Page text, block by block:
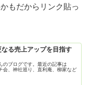
もだからリンク貼っ
る売上アップを目指す
のブログです。最近の記事は
会、神社巡り、直利庵、柳家など